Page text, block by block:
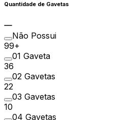
Quantidade de Gavetas
Não Possui
99+
01 Gaveta
36
02 Gavetas
22
03 Gavetas
10
04 Gavetas